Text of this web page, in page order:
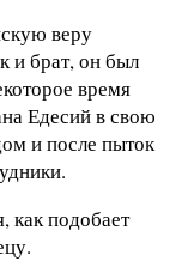
веру
и брат, он был
время
Едесий в свою
и после пыток
как подобает